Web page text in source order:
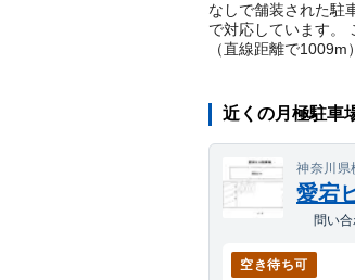
なしで舗装された駐
で対応しています。
（直線距離で1009m）
近くの月極駐車
神奈川県
愛宕
問い
空き待ち可